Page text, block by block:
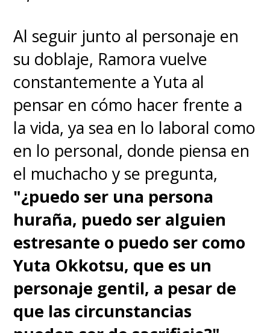
Al seguir junto al personaje en
su doblaje, Ramora vuelve
constantemente a Yuta al
pensar en cómo hacer frente a
la vida, ya sea en lo laboral como
en lo personal, donde piensa en
el muchacho y se pregunta,
"¿puedo ser una persona
huraña, puedo ser alguien
estresante o puedo ser como
Yuta Okkotsu, que es un
personaje gentil, a pesar de
que las circunstancias